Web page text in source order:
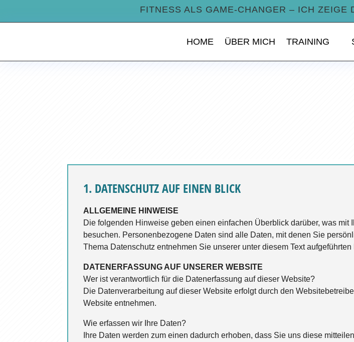
FITNESS ALS GAME-CHANGER – ICH ZEIGE
HOME ÜBER MICH TRAINING
1. DATENSCHUTZ AUF EINEN BLICK
ALLGEMEINE HINWEISE
Die folgenden Hinweise geben einen einfachen Überblick darüber, was
besuchen. Personenbezogene Daten sind alle Daten, mit denen Sie
Thema Datenschutz entnehmen Sie unserer unter diesem Text
DATENERFASSUNG AUF UNSERER WEBSITE
Wer ist verantwortlich für die Datenerfassung auf dieser Website?
Die Datenverarbeitung auf dieser Website erfolgt durch den
Website entnehmen.
Wie erfassen wir Ihre Daten?
Ihre Daten werden zum einen dadurch erhoben, dass Sie uns diese